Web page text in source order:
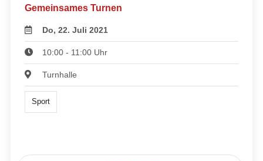
Gemeinsames Turnen
Do, 22. Juli 2021
10:00 - 11:00 Uhr
Turnhalle
Sport